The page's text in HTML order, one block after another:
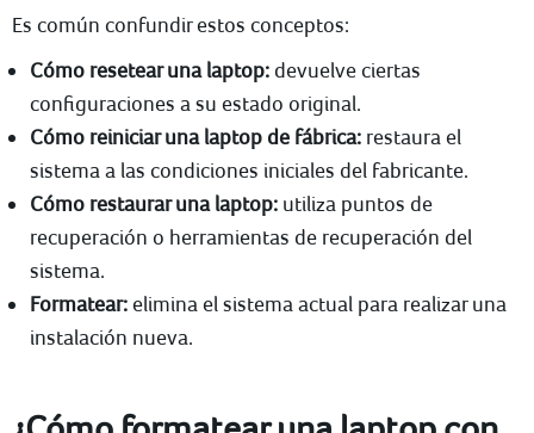
Es común confundir estos conceptos:
Cómo resetear una laptop: devuelve ciertas
configuraciones a su estado original.
Cómo reiniciar una laptop de fábrica: restaura el
sistema a las condiciones iniciales del fabricante.
Cómo restaurar una laptop: utiliza puntos de
recuperación o herramientas de recuperación del
sistema.
Formatear:elimina el sistema actual para realizar una
instalación nueva.